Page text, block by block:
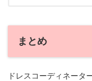
まとめ
ドレスコーディネータ